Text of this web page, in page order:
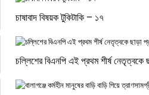
চাষাবাদ বিষয়ক টুকিটাকি – ১৭
চল্লিশের বিএনপি এই প্রথম শীর্ষ নেতৃত্বকে